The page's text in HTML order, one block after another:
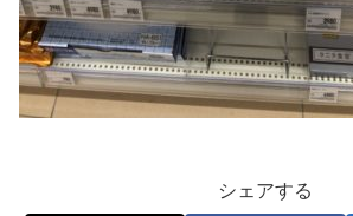
シェアする